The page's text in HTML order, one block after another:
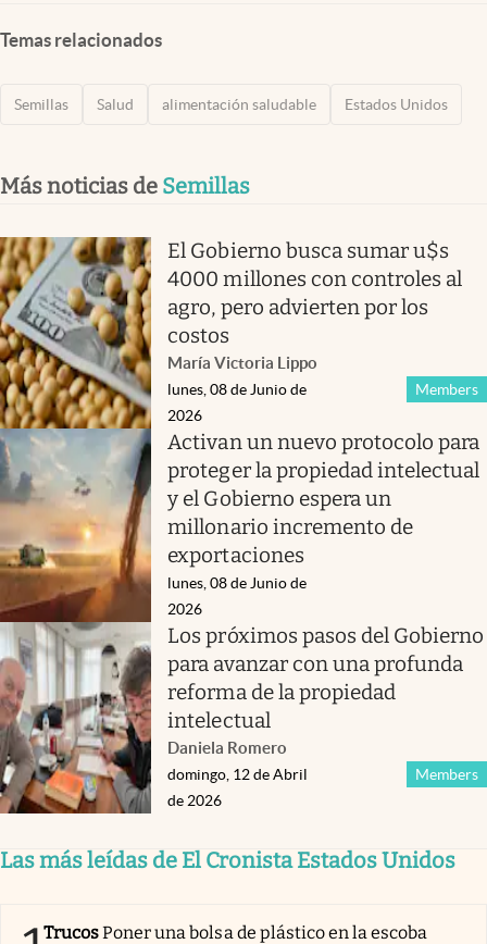
Temas relacionados
Semillas Salud alimentación saludable Estados Unidos
Más noticias de Semillas
El Gobierno busca sumar u$s
4000 millones con controles al
agro, pero advierten por los
costos
María Victoria Lippo
Members
lunes, 08 de Junio de
2026
Activan un nuevo protocolo para
proteger la propiedad intelectual
y el Gobierno espera un
millonario incremento de
exportaciones
lunes, 08 de Junio de
2026
Los próximos pasos del Gobierno
para avanzar con una profunda
reforma de la propiedad
intelectual
Daniela Romero
Members
domingo, 12 de Abril
de 2026
Las más leídas de El Cronista Estados Unidos
TrucosPoner una bolsa de plástico en la escoba